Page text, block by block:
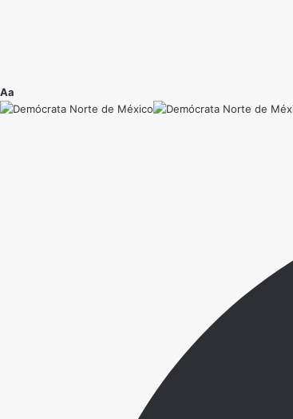
Ajustador
de
Aa